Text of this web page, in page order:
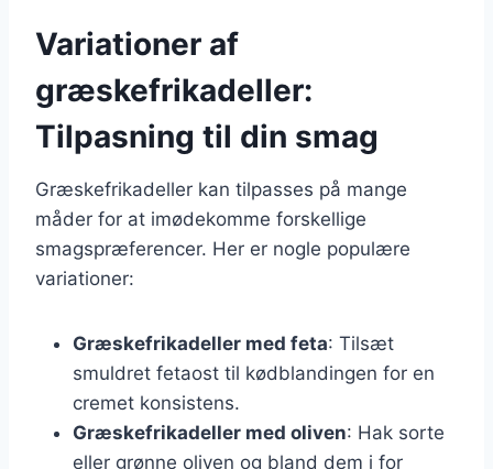
Variationer af
græskefrikadeller:
Tilpasning til din smag
Græskefrikadeller kan tilpasses på mange
måder for at imødekomme forskellige
smagspræferencer. Her er nogle populære
variationer:
Græskefrikadeller med feta: Tilsæt
smuldret fetaost til kødblandingen for en
cremet konsistens.
Græskefrikadeller med oliven: Hak sorte
eller grønne oliven og bland dem i for